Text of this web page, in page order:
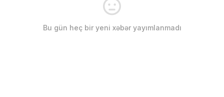
Bu gün heç bir yeni xəbər yayımlanmadı